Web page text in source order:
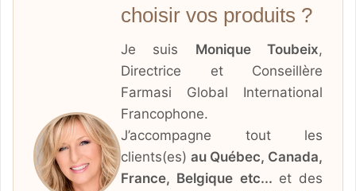
choisir vos produits ?
Je suis Monique Toubeix,
Directrice et Conseillère
Farmasi Global International
Francophone.
J’accompagne tout les
clients(es) au Québec, Canada,
France, Belgique etc... et des